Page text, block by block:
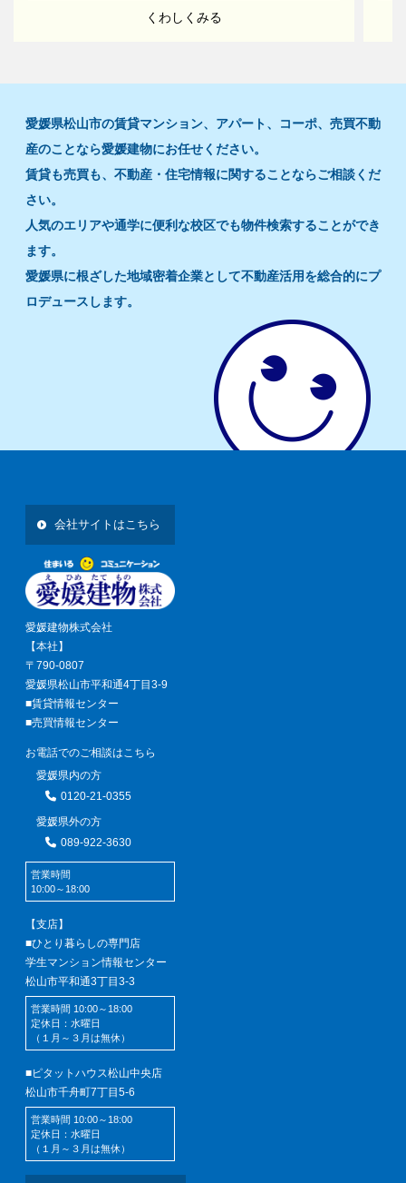
くわしくみる
愛媛県松山市の賃貸マンション、アパート、コーポ、売買不動
産のことなら愛媛建物にお任せください。
賃貸も売買も、不動産・住宅情報に関することならご相談くだ
さい。
人気のエリアや通学に便利な校区でも物件検索することができ
ます。
愛媛県に根ざした地域密着企業として不動産活用を総合的にプ
ロデュースします。
会社サイトはこちら
愛媛建物株式会社
【本社】
〒790-0807
愛媛県松山市平和通4丁目3-9
■賃貸情報センター
■売買情報センター
お電話でのご相談はこちら
愛媛県内の方
0120-21-0355
愛媛県外の方
089-922-3630
営業時間
10:00～18:00
【支店】
■ひとり暮らしの専門店
学生マンション情報センター
松山市平和通3丁目3-3
営業時間 10:00～18:00
定休日：水曜日
（１月～３月は無休）
■ピタットハウス松山中央店
松山市千舟町7丁目5-6
営業時間 10:00～18:00
定休日：水曜日
（１月～３月は無休）